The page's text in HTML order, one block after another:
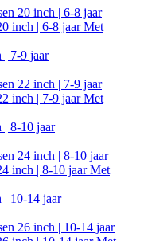
20 inch | 6-8 jaar
inch | 6-8 jaar Met
| 7-9 jaar
22 inch | 7-9 jaar
inch | 7-9 jaar Met
| 8-10 jaar
24 inch | 8-10 jaar
inch | 8-10 jaar Met
| 10-14 jaar
26 inch | 10-14 jaar